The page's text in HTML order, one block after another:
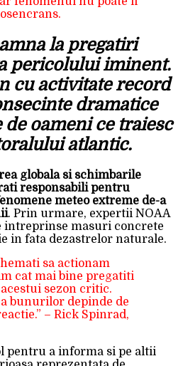
la pregatiri
pericolului iminent.
cu activitate record
dramatice
oameni ce traiesc
atlantic.
globala si schimbarile
responsabili pentru
meteo extreme de-a
. Prin urmare, expertii NOAA
intreprinse masuri concrete
in fata dezastrelor naturale.
sa actionam
cat mai bine pregatiti
sezon critic.
bunurilor depinde de
– Rick Spinrad,
pentru a informa si pe altii